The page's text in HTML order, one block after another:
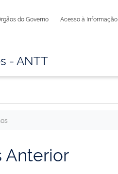
do Governo Acesso à Informação
- ANTT
Anterior